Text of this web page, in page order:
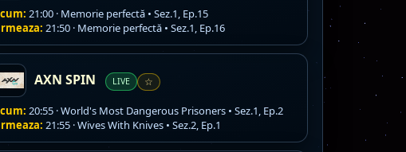
21:00 · Memorie perfectă • Sez.1, Ep.15
21:50 · Memorie perfectă • Sez.1, Ep.16
AXN SPIN LIVE ☆
20:55 · World's Most Dangerous Prisoners • Sez.1, Ep.2
21:55 · Wives With Knives • Sez.2, Ep.1